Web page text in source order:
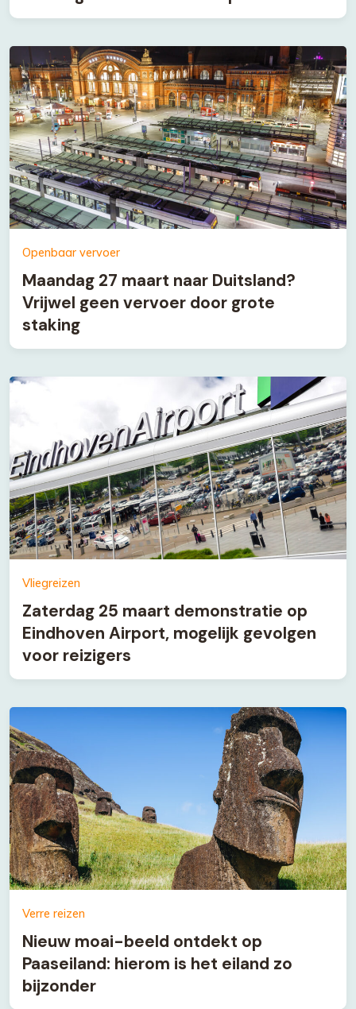
Openbaar vervoer
Maandag 27 maart naar Duitsland?
Vrijwel geen vervoer door grote
staking
Vliegreizen
Zaterdag 25 maart demonstratie op
Eindhoven Airport, mogelijk gevolgen
voor reizigers
Verre reizen
Nieuw moai-beeld ontdekt op
Paaseiland: hierom is het eiland zo
bijzonder